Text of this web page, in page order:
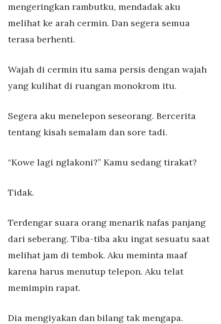
mengeringkan rambutku, mendadak aku
melihat ke arah cermin. Dan segera semua
terasa berhenti.
Wajah di cermin itu sama persis dengan wajah
yang kulihat di ruangan monokrom itu.
Segera aku menelepon seseorang. Bercerita
tentang kisah semalam dan sore tadi.
“Kowe lagi nglakoni?” Kamu sedang tirakat?
Tidak.
Terdengar suara orang menarik nafas panjang
dari seberang. Tiba-tiba aku ingat sesuatu saat
melihat jam di tembok. Aku meminta maaf
karena harus menutup telepon. Aku telat
memimpin rapat.
Dia mengiyakan dan bilang tak mengapa.